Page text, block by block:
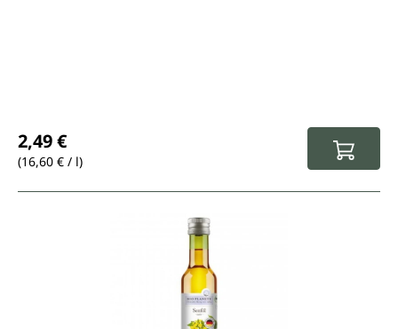
2,49 €
(16,60 € / l)